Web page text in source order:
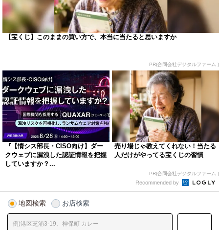
【宝くじ】このままの買い方で、本当に当たると思いますか
PR(合同会社デジタルファーム )
『【情シス部長・CISO向け】ダー
クウェブに漏洩した認証情報を把握
していますか？...
売り場じゃ教えてくれない！当たる
人だけがやってる宝くじの習慣
PR(合同会社デジタルファーム )
Recommended by
地図検索 お店検索